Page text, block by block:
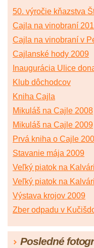
50. výročie kňazstva
Cajla na vinobraní
Cajla na vinobraní v
Cajlanské hody 2009
Inaugurácia Ulice
Klub dôchodcov
Kniha Cajla
Mikuláš na Cajle 2008
Mikuláš na Cajle 2009
Prvá kniha o Cajle
Stavanie mája 2009
Veľký piatok na
Veľký piatok na
Výstava krojov 2009
Zber odpadu v
Posledné